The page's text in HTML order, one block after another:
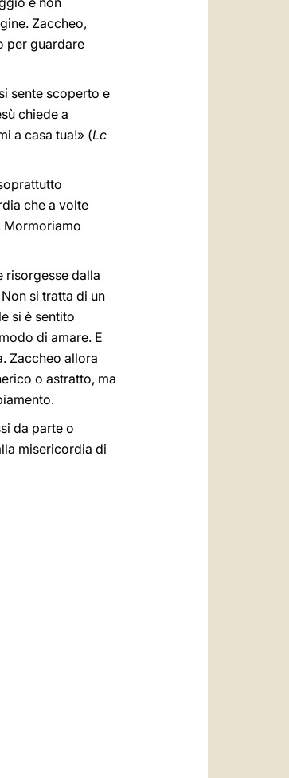
Zaccheo,
per guardare
sente scoperto e
chiede a
a casa tua!» (Lc
che a volte
Mormoriamo
risorgesse dalla
si tratta di un
si è sentito
di amare. E
Zaccheo allora
o astratto, ma
da parte o
misericordia di